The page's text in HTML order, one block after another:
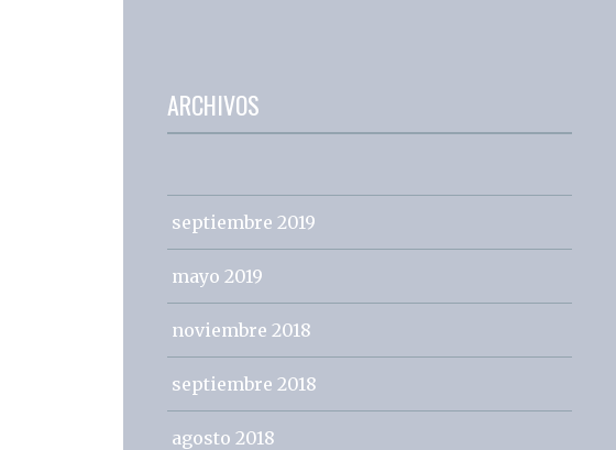
ARCHIVOS
septiembre 2019
mayo 2019
noviembre 2018
septiembre 2018
agosto 2018